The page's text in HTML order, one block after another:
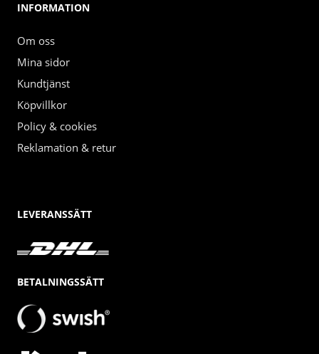
INFORMATION
Om oss
Mina sidor
Kundtjänst
Köpvillkor
Policy & cookies
Reklamation & retur
LEVERANSSÄTT
BETALNINGSSÄTT